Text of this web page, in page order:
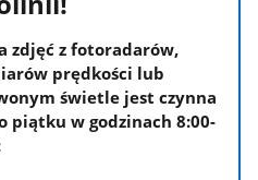
zdjęć z fotoradarów,
prędkości lub
świetle jest czynna
piątku w godzinach 8:00-